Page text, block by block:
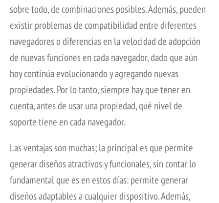
sobre todo, de combinaciones posibles. Además, pueden
existir problemas de compatibilidad entre diferentes
navegadores o diferencias en la velocidad de adopción
de nuevas funciones en cada navegador, dado que aún
hoy continúa evolucionando y agregando nuevas
propiedades. Por lo tanto, siempre hay que tener en
cuenta, antes de usar una propiedad, qué nivel de
soporte tiene en cada navegador.
Las ventajas son muchas; la principal es que permite
generar diseños atractivos y funcionales, sin contar lo
fundamental que es en estos días: permite generar
diseños adaptables a cualquier dispositivo. Además,